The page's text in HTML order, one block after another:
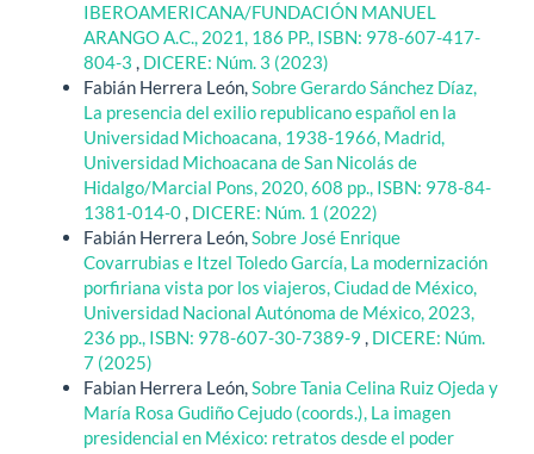
IBEROAMERICANA/FUNDACIÓN MANUEL
ARANGO A.C., 2021, 186 PP., ISBN: 978-607-417-
804-3 , DICERE: Núm. 3 (2023)
Fabián Herrera León,Sobre Gerardo Sánchez Díaz,
La presencia del exilio republicano español en la
Universidad Michoacana, 1938-1966, Madrid,
Universidad Michoacana de San Nicolás de
Hidalgo/Marcial Pons, 2020, 608 pp., ISBN: 978-84-
1381-014-0, DICERE: Núm. 1 (2022)
Fabián Herrera León,Sobre José Enrique
Covarrubias e Itzel Toledo García, La modernización
porfiriana vista por los viajeros, Ciudad de México,
Universidad Nacional Autónoma de México, 2023,
236 pp., ISBN: 978-607-30-7389-9 , DICERE: Núm.
7 (2025)
Fabian Herrera León,Sobre Tania Celina Ruiz Ojeda y
María Rosa Gudiño Cejudo (coords.), La imagen
presidencial en México: retratos desde el poder